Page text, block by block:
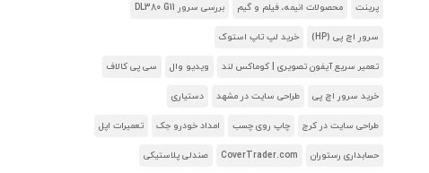
پرینت محصولات انیمه، فیلم و گیم بررسی سرور DL380 G11
سرور اچ پی (HP) خرید لپ تاپ استوک
تعمیر سریع آیفون تصویری | کوماکس لند ویدیو وال سی پی کالاف
خرید سرور اچ پی طراحی سایت در مشهد دستیاری
طراحی سایت در کرج چاپ روی چسب امداد خودرو جک تعمیرات اپل
حسابداری رستوران CoverTrader.com صندلی پلاستیکی